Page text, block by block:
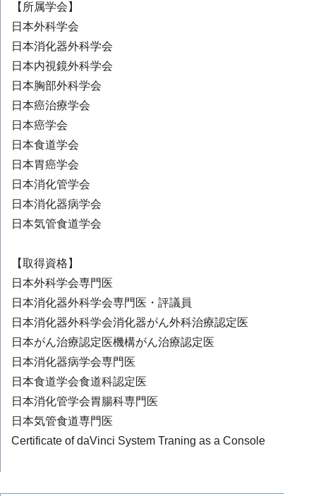
【所属学会】
日本外科学会
日本消化器外科学会
日本内視鏡外科学会
日本胸部外科学会
日本癌治療学会
日本癌学会
日本食道学会
日本胃癌学会
日本消化管学会
日本消化器病学会
日本気管食道学会
【取得資格】
日本外科学会専門医
日本消化器外科学会専門医・評議員
日本消化器外科学会消化器がん外科治療認定医
日本がん治療認定医機構がん治療認定医
日本消化器病学会専門医
日本食道学会食道科認定医
日本消化管学会胃腸科専門医
日本気管食道専門医
Certificate of daVinci System Traning as a Console